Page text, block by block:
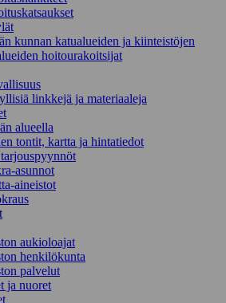
kunnan katualueiden ja kiinteistöjen
hoitourakoitsijat
linkkejä ja materiaaleja
alueella
tontit, kartta ja hintatiedot
asunnot
aineistot
aukioloajat
henkilökunta
palvelut
ja nuoret